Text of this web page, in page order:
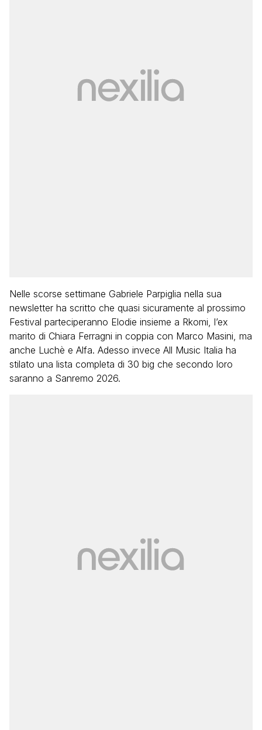
Nelle scorse settimane Gabriele Parpiglia nella sua
newsletter ha scritto che quasi sicuramente al prossimo
Festival parteciperanno Elodie insieme a Rkomi, l’ex
marito di Chiara Ferragni in coppia con Marco Masini, ma
anche Luchè e Alfa. Adesso invece All Music Italia ha
stilato una lista completa di 30 big che secondo loro
saranno a Sanremo 2026.